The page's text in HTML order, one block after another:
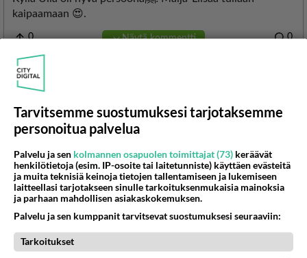
LUETUIMMAT
Muistatko? Kädestä suuhun
elävä Satu sai jättimäisen
rahasalkun Henry-
Tarvitsemme suostumuksesi tarjotaksemme
personoitua palvelua
Palvelu ja sen kolmannen osapuolen toimittajat (73) keräävät
henkilötietoja (esim. IP-osoite tai laitetunniste) käyttäen evästeitä
ja muita teknisiä keinoja tietojen tallentamiseen ja lukemiseen
laitteellasi tarjotakseen sinulle tarkoituksenmukaisia mainoksia
ja parhaan mahdollisen asiakaskokemuksen.
Palvelu ja sen kumppanit tarvitsevat suostumuksesi seuraaviin:
Tarkoitukset